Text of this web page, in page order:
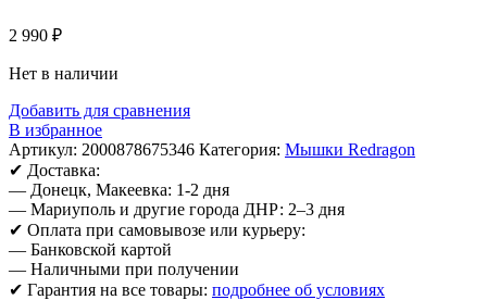
2 990 ₽
Нет в наличии
Добавить для сравнения
В избранное
Артикул: 2000878675346 Категория: Мышки Redragon
✔ Доставка:
— Донецк, Макеевка: 1-2 дня
— Мариуполь и другие города ДНР: 2–3 дня
✔ Оплата при самовывозе или курьеру:
— Банковской картой
— Наличными при получении
✔ Гарантия на все товары: подробнее об условиях